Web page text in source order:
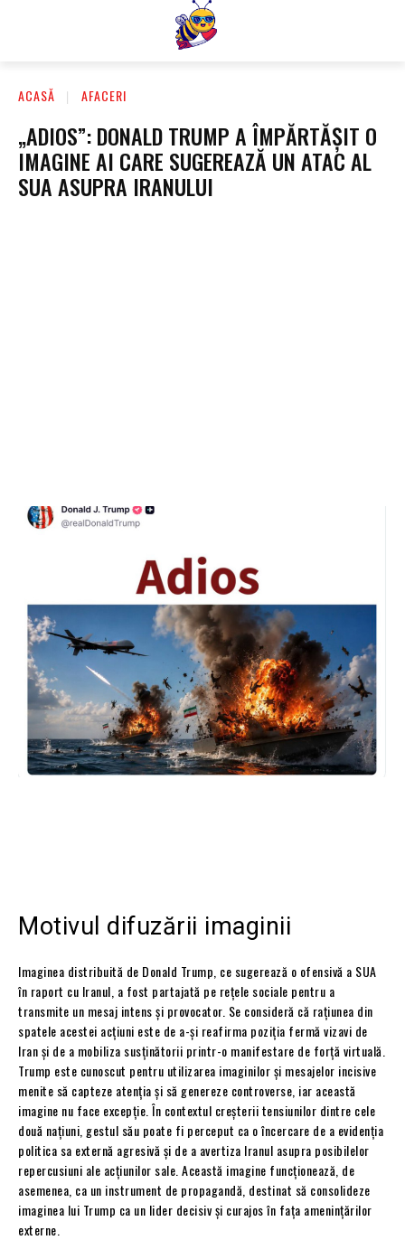
ACASĂ AFACERI
„ADIOS”: DONALD TRUMP A ÎMPĂRTĂȘIT O
IMAGINE AI CARE SUGEREAZĂ UN ATAC AL
SUA ASUPRA IRANULUI
Motivul difuzării imaginii
Imaginea distribuită de Donald Trump, ce sugerează o ofensivă a SUA
în raport cu Iranul, a fost partajată pe rețele sociale pentru a
transmite un mesaj intens și provocator. Se consideră că rațiunea din
spatele acestei acțiuni este de a-și reafirma poziția fermă vizavi de
Iran și de a mobiliza susținătorii printr-o manifestare de forță virtuală.
Trump este cunoscut pentru utilizarea imaginilor și mesajelor incisive
menite să capteze atenția și să genereze controverse, iar această
imagine nu face excepție. În contextul creșterii tensiunilor dintre cele
două națiuni, gestul său poate fi perceput ca o încercare de a evidenția
politica sa externă agresivă și de a avertiza Iranul asupra posibilelor
repercusiuni ale acțiunilor sale. Această imagine funcționează, de
asemenea, ca un instrument de propagandă, destinat să consolideze
imaginea lui Trump ca un lider decisiv și curajos în fața amenințărilor
externe.